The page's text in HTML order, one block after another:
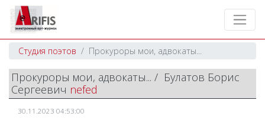
Студия поэтов Прокуроры мои, адвокаты...
Прокуроры мои, адвокаты... / Булатов Борис
Сергеевич nefed
30.11.2023 04:53:00